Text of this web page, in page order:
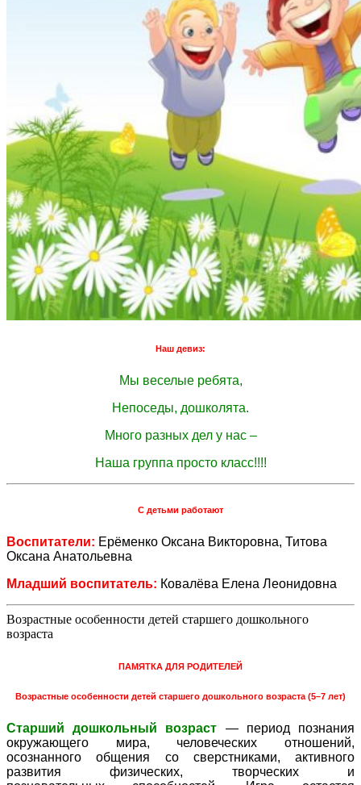
Наш девиз:
Мы веселые ребята,
Непоседы, дошколята.
Много разных дел у нас –
Наша группа просто класс!!!!
С детьми работают
Воспитатели: Ерёменко Оксана Викторовна, Титова
Оксана Анатольевна
Младший воспитатель: Ковалёва Елена Леонидовна
Возрастные особенности детей старшего дошкольного
возраста
ПАМЯТКА ДЛЯ РОДИТЕЛЕЙ
Возрастные особенности детей старшего дошкольного возраста (5–7 лет)
Старший дошкольный возраст
— период познания
окружающего мира, человеческих отношений,
осознанного общения со сверстниками, активного
развития физических, творческих и